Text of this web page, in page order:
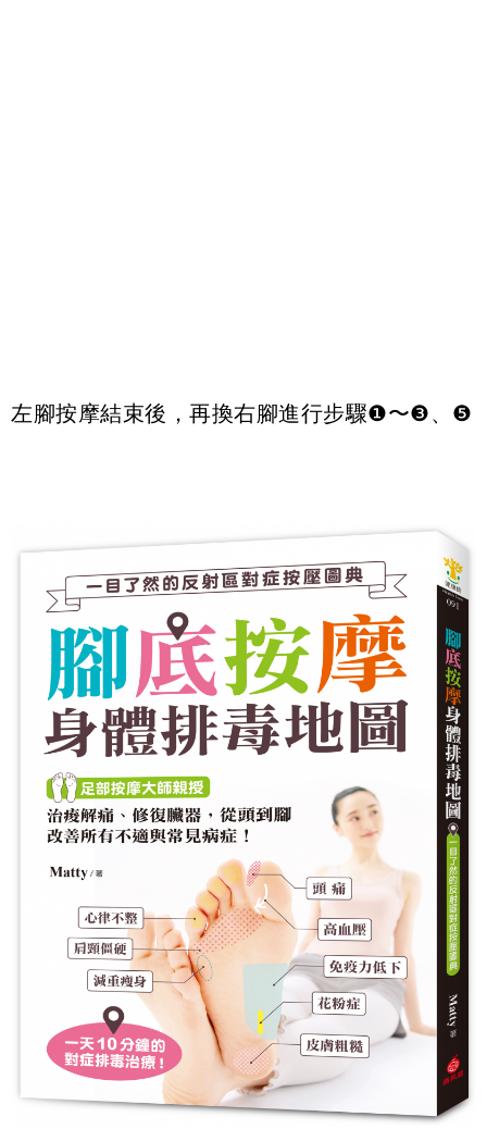
左腳按摩結束後，再換右腳進行步驟❶〜❸、❺